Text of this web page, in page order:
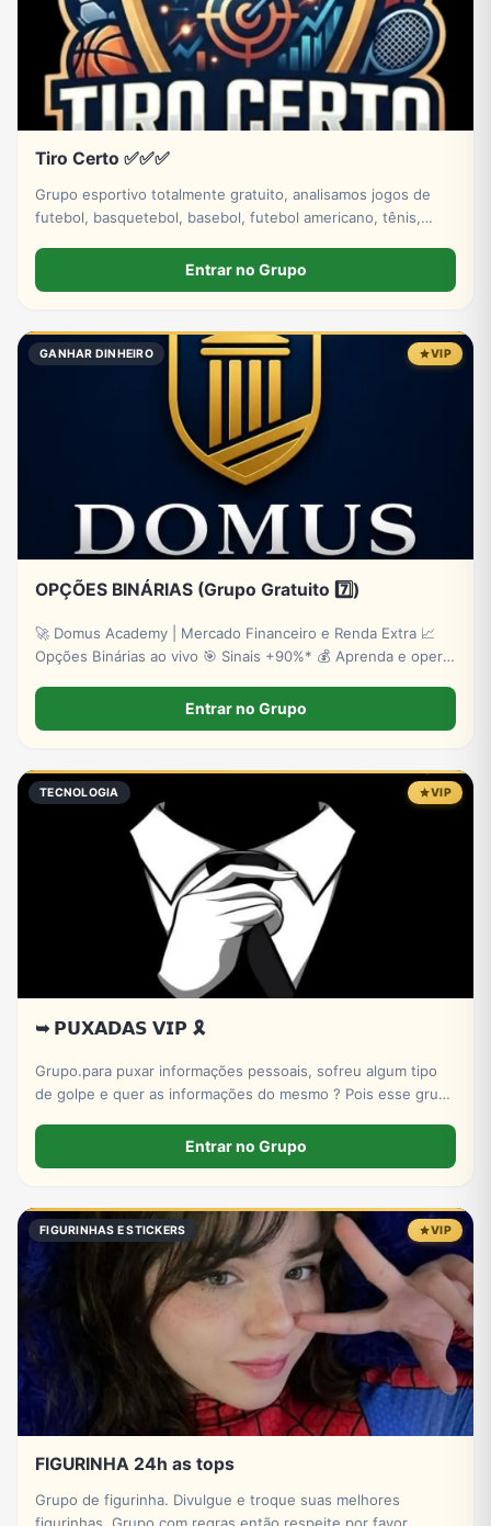
Tiro Certo ✅✅✅
Grupo esportivo totalmente gratuito, analisamos jogos de
futebol, basquetebol, basebol, futebol americano, tênis,
Entrar no Grupo
GANHAR DINHEIRO VIP
OPÇÕES BINÁRIAS (Grupo Gratuito 7️⃣)
🚀 Domus Academy | Mercado Financeiro e Renda Extra 📈
Opções Binárias ao vivo 🎯 Sinais +90%* 💰 Aprenda e opere
Entrar no Grupo
TECNOLOGIA VIP
➥ 𝗣𝗨𝗫𝗔𝗗𝗔𝗦 𝗩𝗜𝗣 🎗️
Grupo.para puxar informações pessoais, sofreu algum tipo
de golpe e quer as informações do mesmo ? Pois esse grupo
Entrar no Grupo
FIGURINHAS E STICKERS VIP
FIGURINHA 24h as tops
Grupo de figurinha. Divulgue e troque suas melhores